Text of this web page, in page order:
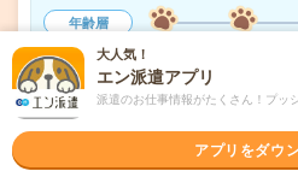
年齢層
気になる! 応募へ進
派遣会社 株式会社綜合キャリアオ
大人気！
エン派遣アプリ
派遣のお仕事情報がたくさん！プッ
アプリをダウ